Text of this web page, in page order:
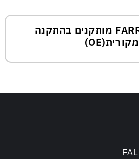
צמיגי FARROAD מותקנים בהתקנה
מקורית(OE)